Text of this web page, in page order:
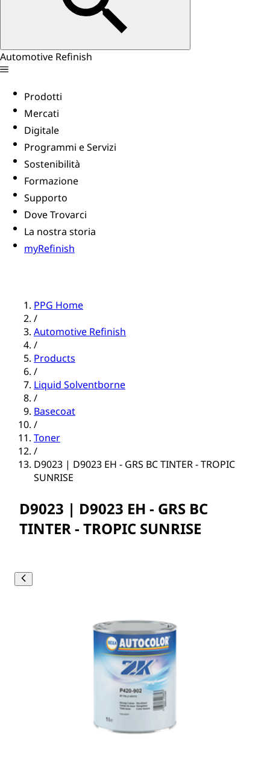
Automotive Refinish
Prodotti
Mercati
Digitale
Programmi e Servizi
Sostenibilità
Formazione
Supporto
Dove Trovarci
La nostra storia
myRefinish
PPG Home
/
Automotive Refinish
/
Products
/
Liquid Solventborne
/
Basecoat
/
Toner
/
D9023 | D9023 EH - GRS BC TINTER - TROPIC
SUNRISE
D9023 | D9023 EH - GRS BC
TINTER - TROPIC SUNRISE